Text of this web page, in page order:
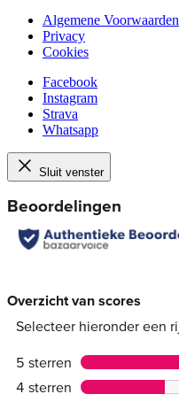
Algemene Voorwaarden
Privacy
Cookies
Facebook
Instagram
Strava
Whatsapp
Sluit venster